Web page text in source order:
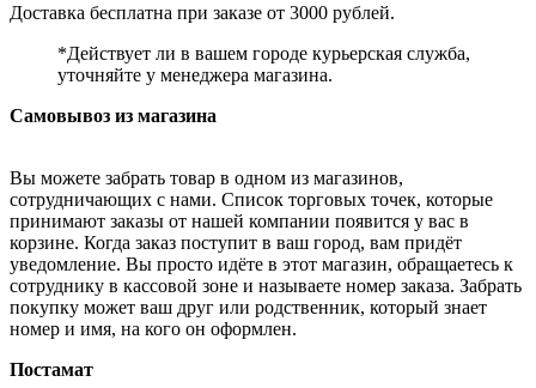
Доставка бесплатна при заказе от 3000 рублей.
*Действует ли в вашем городе курьерская служба,
уточняйте у менеджера магазина.
Самовывоз из магазина
Вы можете забрать товар в одном из магазинов,
сотрудничающих с нами. Список торговых точек, которые
принимают заказы от нашей компании появится у вас в
корзине. Когда заказ поступит в ваш город, вам придёт
уведомление. Вы просто идёте в этот магазин, обращаетесь к
сотруднику в кассовой зоне и называете номер заказа. Забрать
покупку может ваш друг или родственник, который знает
номер и имя, на кого он оформлен.
Постамат